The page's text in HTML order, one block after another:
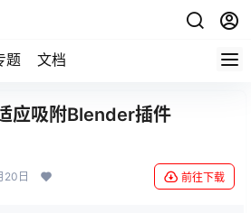
题 文档
应吸附Blender插件
20日 前往下载